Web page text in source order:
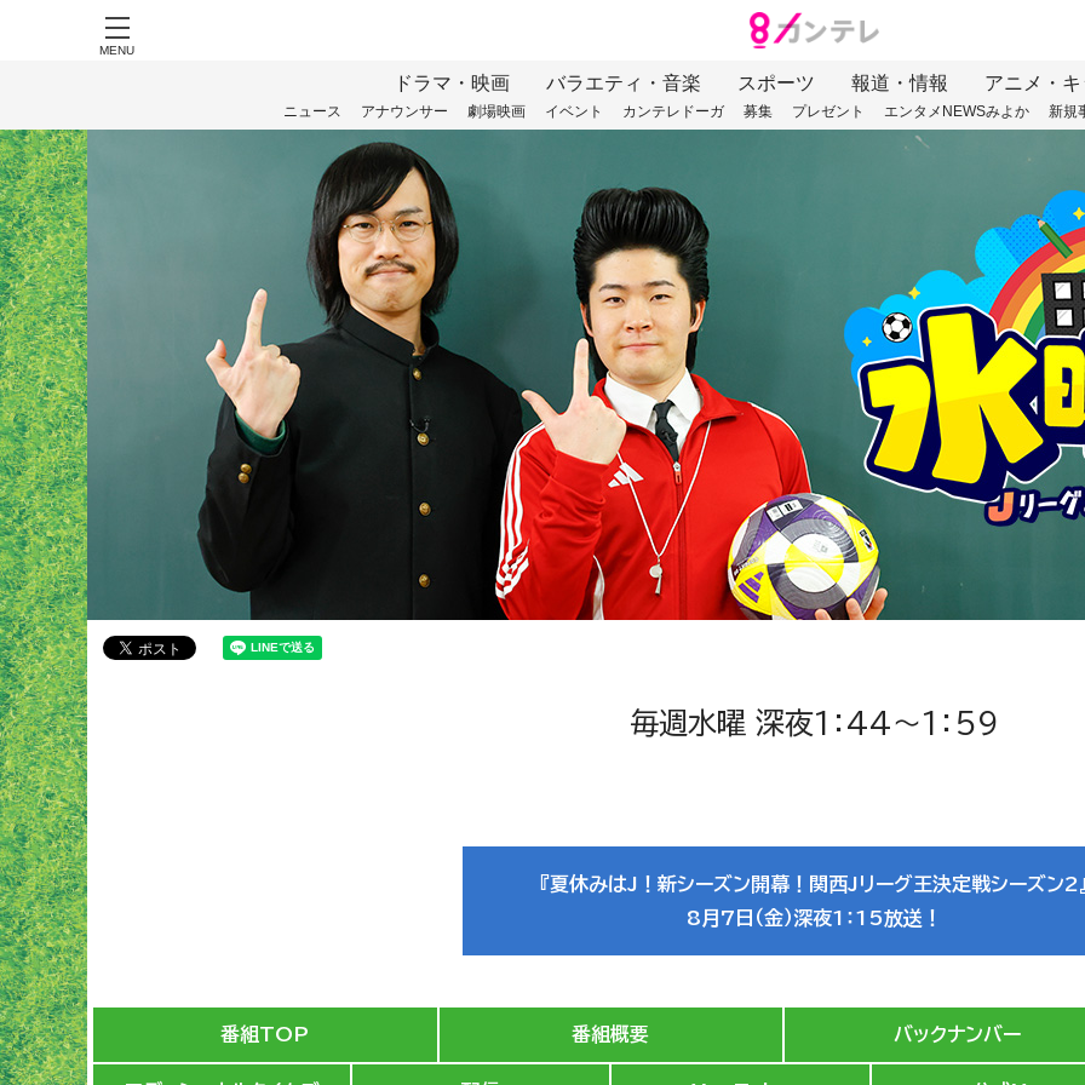
MENU
ドラマ・映画 バラエティ・音楽 スポーツ 報道・情報 アニメ・
ニュース アナウンサー 劇場映画 イベント カンテレドーガ 募集 プレゼント エンタメNEWSみよか 新規
毎週水曜 深夜1：44～1：59
『夏休みはJ！新シーズン開幕！関西Jリーグ王決定戦シーズン2
8月7日（金）深夜1：15放送！
番組TOP 番組概要 バックナンバー